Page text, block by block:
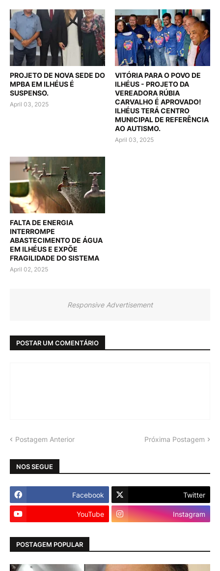
PROJETO DE NOVA SEDE DO
MPBA EM ILHÉUS É
SUSPENSO.
April 03, 2025
VITÓRIA PARA O POVO DE
ILHÉUS - PROJETO DA
VEREADORA RÚBIA
CARVALHO É APROVADO!
ILHÉUS TERÁ CENTRO
MUNICIPAL DE REFERÊNCIA
AO AUTISMO.
April 03, 2025
FALTA DE ENERGIA
INTERROMPE
ABASTECIMENTO DE ÁGUA
EM ILHÉUS E EXPÕE
FRAGILIDADE DO SISTEMA
April 02, 2025
Responsive Advertisement
POSTAR UM COMENTÁRIO
Postagem Anterior Próxima Postagem
NOS SEGUE
Facebook Twitter
YouTube Instagram
POSTAGEM POPULAR